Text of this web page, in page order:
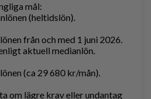
mål:
(heltidslön).
från och med 1 juni 2026.
aktuell medianlön.
(ca 29 680 kr/mån).
om lägre krav eller undantag